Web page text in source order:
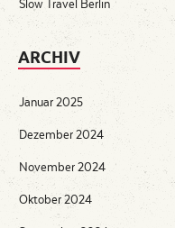
Slow Travel Berlin
ARCHIV
Januar 2025
Dezember 2024
November 2024
Oktober 2024